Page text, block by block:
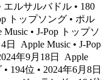
エルサルバドル • 180
トップソング • ポル
Music • J-Pop トップソ
日
Apple Music • J-Pop
年9月18日
Apple
194位 • 2024年6月8日